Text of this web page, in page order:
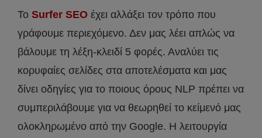
Το Surfer SEO έχει αλλάξει τον τρόπο που
γράφουμε περιεχόμενο. Δεν μας λέει απλώς να
βάλουμε τη λέξη-κλειδί 5 φορές. Αναλύει τις
κορυφαίες σελίδες στα αποτελέσματα και μας
δίνει οδηγίες για το ποιους όρους NLP πρέπει να
συμπεριλάβουμε για να θεωρηθεί το κείμενό μας
ολοκληρωμένο από την Google. Η λειτουργία